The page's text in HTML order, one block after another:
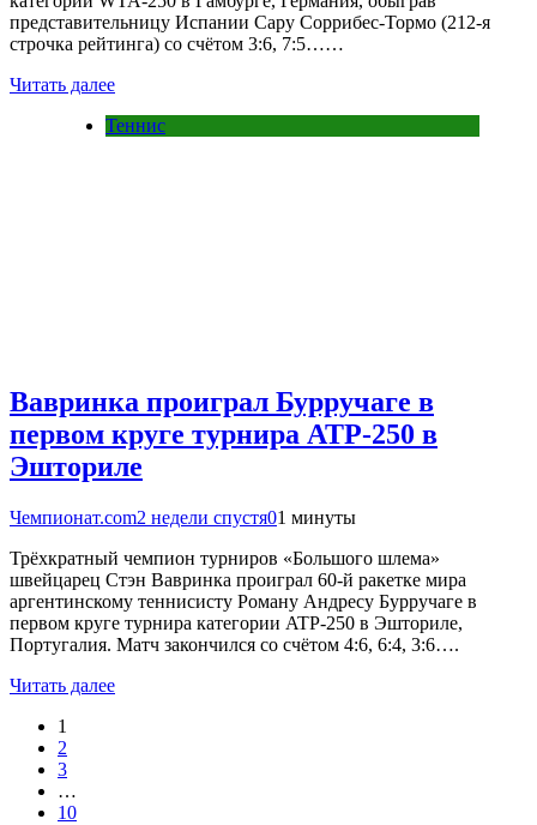
представительницу Испании Сару Соррибес-Тормо (212-я
строчка рейтинга) со счётом 3:6, 7:5……
Читать далее
Теннис
Вавринка проиграл Бурручаге в
первом круге турнира ATP-250 в
Эшториле
Чемпионат.com2 недели спустя01 минуты
Трёхкратный чемпион турниров «Большого шлема»
швейцарец Стэн Вавринка проиграл 60-й ракетке мира
аргентинскому теннисисту Роману Андресу Бурручаге в
первом круге турнира категории ATP-250 в Эшториле,
Португалия. Матч закончился со счётом 4:6, 6:4, 3:6….
Читать далее
1
2
3
…
10